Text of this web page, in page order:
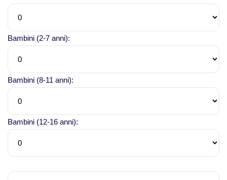
Bambini (2-7 anni):
Bambini (8-11 anni):
Bambini (12-16 anni):